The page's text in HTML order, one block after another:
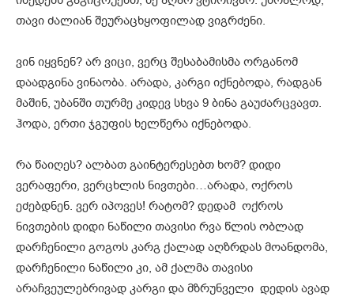
თავი ძალიან შეურაცხყოფილად ვიგრძენი.
ვინ იყვნენ? არ ვიცი, ვერც შესაბამისმა ორგანომ
დაადგინა ვინაობა. არადა, კარგი იქნებოდა, რადგან
მაშინ, უბანში თურმე კიდევ სხვა 9 ბინა გაუძარცვავთ.
ჰოდა, ერთი ჯგუფის ხელწერა იქნებოდა.
რა წაიღეს? ალბათ გაინტერესებთ ხომ? დიდი
ვერაფერი, ვერცხლის ნივთები…არადა, ოქროს
ეძებდნენ. ვერ იპოვეს! რატომ? დედამ ოქროს
ნივთების დიდი ნაწილი თავისი რვა წლის ობლად
დარჩენილი გოგოს კარგ ქალად აღზრდას მოანდომა,
დარჩენილი ნაწილი კი, ამ ქალმა თავისი
არაჩვეულებრივად კარგი და მზრუნველი დედის ავად